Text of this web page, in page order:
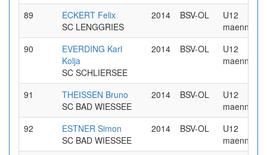
89
ECKERT Felix
SC LENGGRIES
2014 BSV-OL
U12
maennlich
90
EVERDING Karl
Kolja
SC SCHLIERSEE
2014 BSV-OL
U12
maennlich
91
THEISSEN Bruno
SC BAD WIESSEE
2014 BSV-OL
U12
maennlich
92
ESTNER Simon
SC BAD WIESSEE
2014 BSV-OL
U12
maennlich